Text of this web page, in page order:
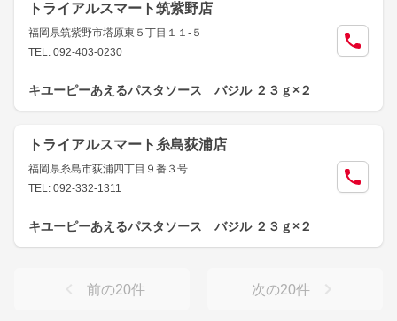
トライアルスマート筑紫野店
福岡県筑紫野市塔原東５丁目１１-５
TEL: 092-403-0230
キユーピーあえるパスタソース バジル ２３ｇ×２
トライアルスマート糸島荻浦店
福岡県糸島市荻浦四丁目９番３号
TEL: 092-332-1311
キユーピーあえるパスタソース バジル ２３ｇ×２
前の20件 次の20件